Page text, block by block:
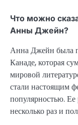
Что можно
Анны Джейн?
Анна Джейн была
Канаде, которая
мировой
стали настоящим
популярностью.
несколько раз и